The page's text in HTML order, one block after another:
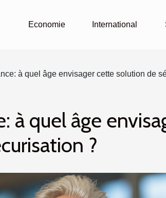
Economie International
à quel âge envisager cette solution de
à quel âge
?